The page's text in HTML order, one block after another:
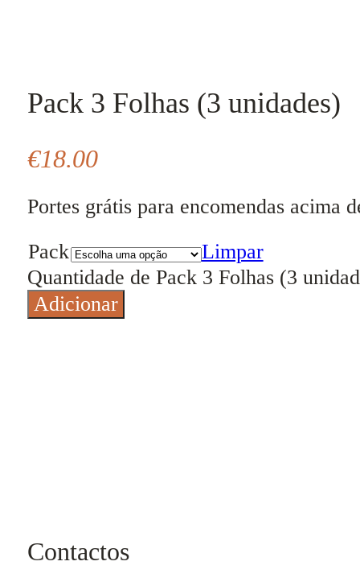
Pack 3 Folhas (3 unidades)
€18.00
Portes grátis para encomendas acima
Pack
Limpar
Quantidade de Pack 3 Folhas (3
Adicionar
Contactos